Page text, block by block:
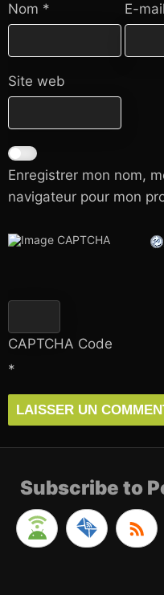
Nom * E-mail
Site web
Enregistrer mon nom,
navigateur pour mon
CAPTCHA Code
*
Subscribe to